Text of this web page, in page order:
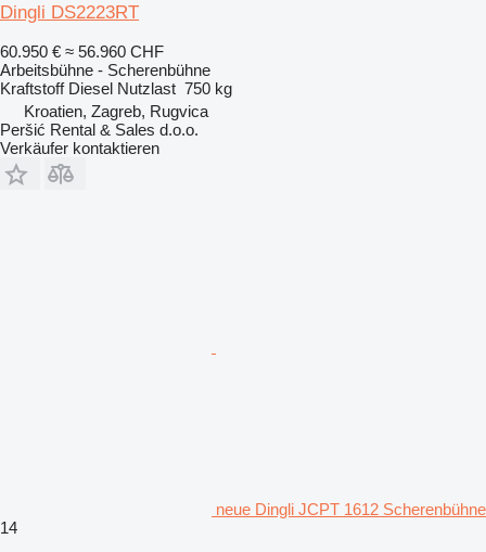
Dingli DS2223RT
60.950 € ≈ 56.960 CHF
Arbeitsbühne - Scherenbühne
Kraftstoff Diesel Nutzlast 750 kg
Kroatien, Zagreb, Rugvica
Peršić Rental & Sales d.o.o.
Verkäufer kontaktieren
neue Dingli JCPT 1612 Scherenbühne
14